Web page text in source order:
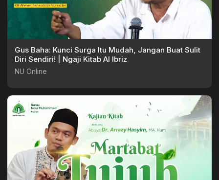
Gus Baha: Kunci Surga Itu Mudah, Jangan Buat Sulit
Diri Sendiri! | Ngaji Kitab Al Ibriz
NU Online